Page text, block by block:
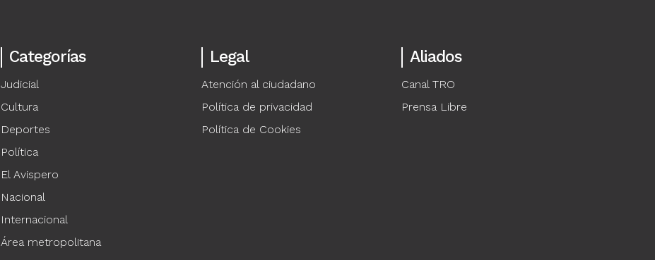
Categorías
Judicial
Cultura
Deportes
Política
El Avispero
Nacional
Internacional
Área metropolitana
Legal
Atención al ciudadano
Política de privacidad
Política de Cookies
Aliados
Canal TRO
Prensa Libre